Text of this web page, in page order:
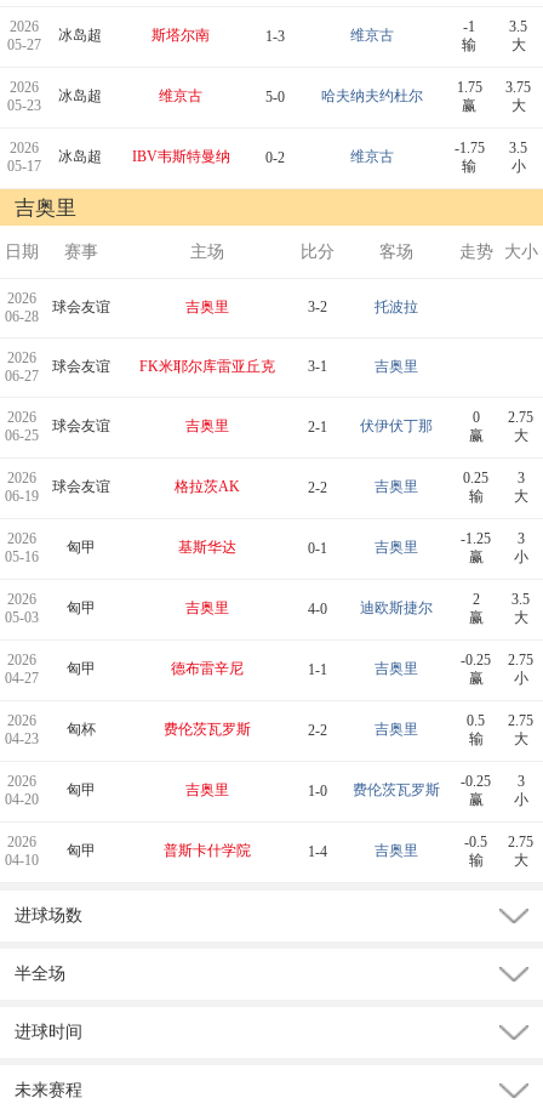
2026
05-27
冰岛超 斯塔尔南 1-3 维京古
-1
输
3.5
大
2026
05-23
冰岛超 维京古 5-0 哈夫纳夫约杜尔
1.75
赢
3.75
大
2026
05-17
冰岛超 IBV韦斯特曼纳 0-2 维京古
-1.75
输
3.5
小
吉奥里
日期 赛事 主场 比分 客场 走势 大小
2026
06-28
球会友谊 吉奥里 3-2 托波拉
2026
06-27
球会友谊 FK米耶尔库雷亚丘克 3-1 吉奥里
2026
06-25
球会友谊 吉奥里 2-1 伏伊伏丁那
0
赢
2.75
大
2026
06-19
球会友谊 格拉茨AK 2-2 吉奥里
0.25
输
3
大
2026
05-16
匈甲 基斯华达 0-1 吉奥里
-1.25
赢
3
小
2026
05-03
匈甲 吉奥里 4-0 迪欧斯捷尔
2
赢
3.5
大
2026
04-27
匈甲 德布雷辛尼 1-1 吉奥里
-0.25
赢
2.75
小
2026
04-23
匈杯 费伦茨瓦罗斯 2-2 吉奥里
0.5
输
2.75
大
2026
04-20
匈甲 吉奥里 1-0 费伦茨瓦罗斯
-0.25
赢
3
小
2026
04-10
匈甲 普斯卡什学院 1-4 吉奥里
-0.5
输
2.75
大
进球场数
半全场
进球时间
未来赛程